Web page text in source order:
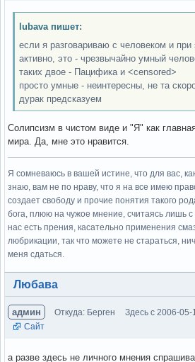
lubava пишет:
если я разговариваю с человеком и при
активно, это - чрезвычайно умный
таких двое - Пацифика и <censored>
просто умные - неинтересны, не та
дурак предсказуем
Солипсизм в чистом виде и "Я" как
мира. Да, мне это нравится.
Я сомневаюсь в вашей истине, что для вас,
знаю, вам не по нраву, что я на все имею
создает свободу и прочие понятия такого
бога, плюю на чужое мнение, считаясь лишь
нас есть прения, касательно применения
любрикации, так что можете не стараться,
меня сдаться.
Вне форума
Любава
админ Откуда: Берген Здесь с 2006-05-
Сайт
а разве здесь не личного мнения